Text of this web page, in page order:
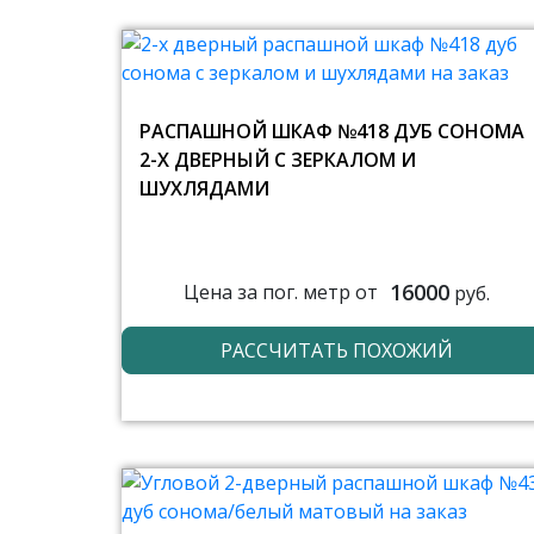
РАСПАШНОЙ ШКАФ №418 ДУБ СОНОМА
2-Х ДВЕРНЫЙ С ЗЕРКАЛОМ И
ШУХЛЯДАМИ
Цена за пог. метр от 16000руб.
РАССЧИТАТЬ ПОХОЖИЙ